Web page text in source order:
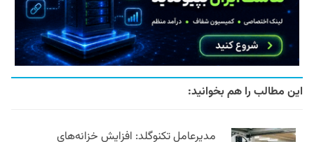
این مطالب را هم بخوانید:
مدیرعامل تکنوگلد: افزایش خزانه‌های